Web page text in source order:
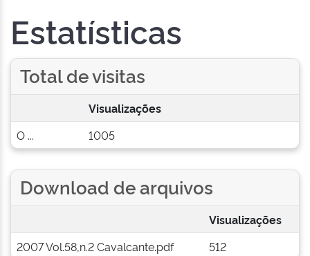
Estatísticas
Total de visitas
Visualizações
O ...
1005
Download de arquivos
Visualizações
2007 Vol.58,n.2 Cavalcante.pdf
512